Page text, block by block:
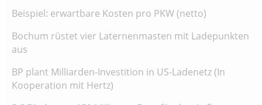
Beispiel: erwartbare Kosten pro PKW (netto)
Bochum rüstet vier Laternenmasten mit Ladepunkten
aus
BP plant Milliarden-Investition in US-Ladenetz (In
Kooperation mit Hertz)